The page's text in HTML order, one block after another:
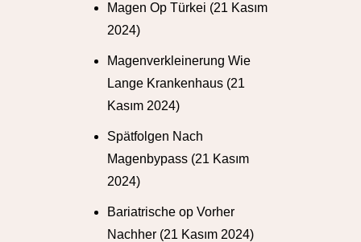
Magen Op Türkei (21 Kasım
2024)
Magenverkleinerung Wie
Lange Krankenhaus (21
Kasım 2024)
Spätfolgen Nach
Magenbypass (21 Kasım
2024)
Bariatrische op Vorher
Nachher (21 Kasım 2024)